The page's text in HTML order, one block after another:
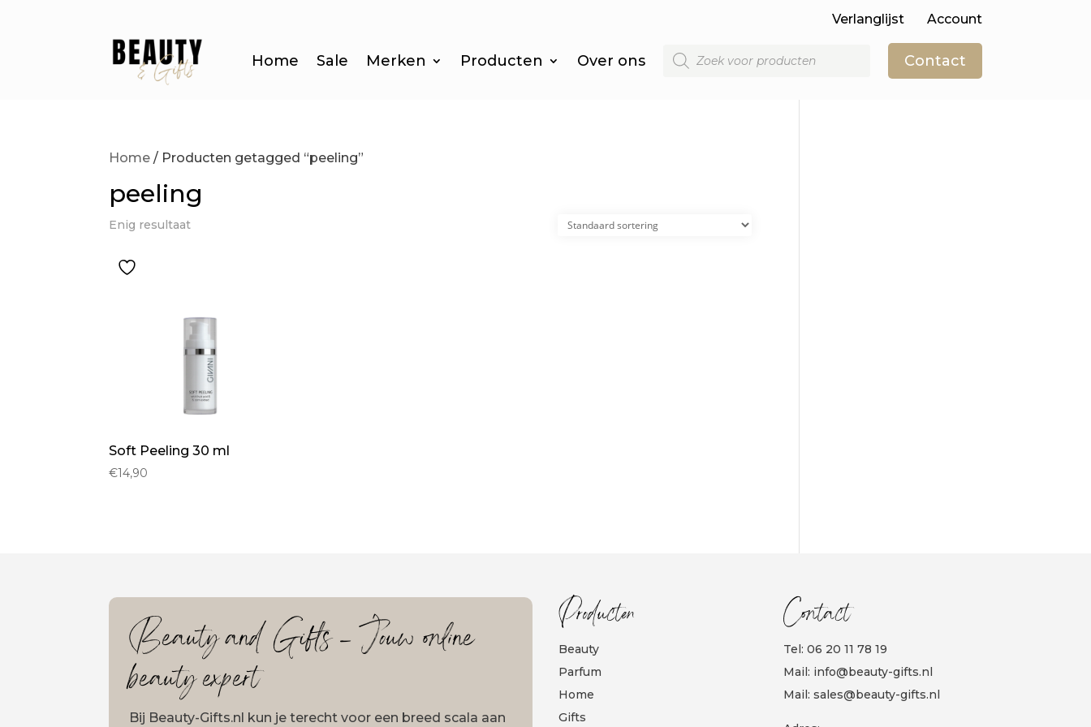
Verlanglijst Account
Home Sale Merken Producten Over ons
Producten
zoeken Contact
Home / Producten getagged “peeling”
peeling
Enig resultaat
Soft Peeling 30 ml
€14,90
Beauty and Gifts – Jouw online
beauty expert
Bij Beauty-Gifts.nl kun je terecht voor een breed scala aan
Producten
Beauty
Parfum
Home
Gifts
Contact
Tel: 06 20 11 78 19
Mail: info@beauty-gifts.nl
Mail: sales@beauty-gifts.nl